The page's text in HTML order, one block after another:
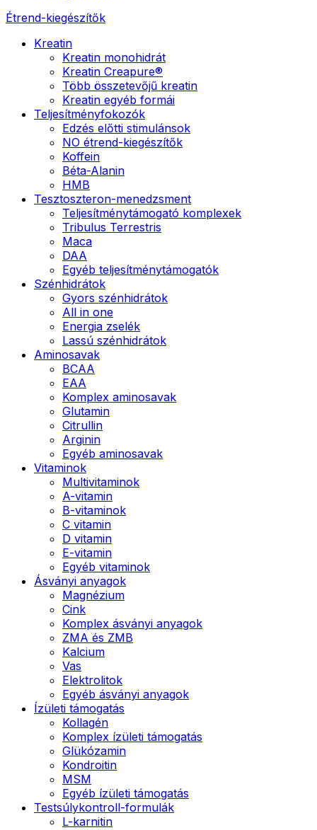
Étrend-kiegészítők
Kreatin
Kreatin monohidrát
Kreatin Creapure®
Több összetevőjű kreatin
Kreatin egyéb formái
Teljesítményfokozók
Edzés előtti stimulánsok
NO étrend-kiegészítők
Koffein
Béta-Alanin
HMB
Tesztoszteron-menedzsment
Teljesítménytámogató komplexek
Tribulus Terrestris
Maca
DAA
Egyéb teljesítménytámogatók
Szénhidrátok
Gyors szénhidrátok
All in one
Energia zselék
Lassú szénhidrátok
Aminosavak
BCAA
EAA
Komplex aminosavak
Glutamin
Citrullin
Arginin
Egyéb aminosavak
Vitaminok
Multivitaminok
A-vitamin
B-vitaminok
C vitamin
D vitamin
E-vitamin
Egyéb vitaminok
Ásványi anyagok
Magnézium
Cink
Komplex ásványi anyagok
ZMA és ZMB
Kalcium
Vas
Elektrolitok
Egyéb ásványi anyagok
Ízületi támogatás
Kollagén
Komplex ízületi támogatás
Glükózamin
Kondroitin
MSM
Egyéb ízületi támogatás
Testsúlykontroll-formulák
L-karnitin